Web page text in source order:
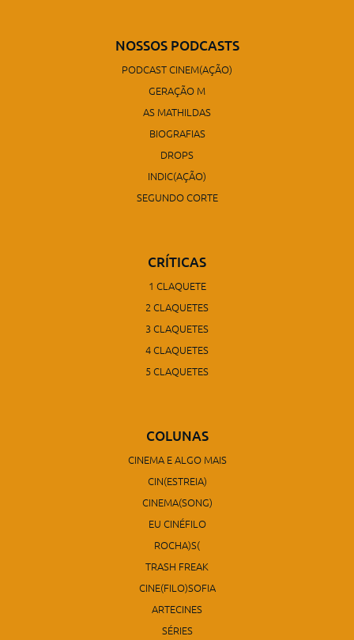
NOSSOS PODCASTS
PODCAST CINEM(AÇÃO)
GERAÇÃO M
AS MATHILDAS
BIOGRAFIAS
DROPS
INDIC(AÇÃO)
SEGUNDO CORTE
CRÍTICAS
1 CLAQUETE
2 CLAQUETES
3 CLAQUETES
4 CLAQUETES
5 CLAQUETES
COLUNAS
CINEMA E ALGO MAIS
CIN(ESTREIA)
CINEMA(SONG)
EU CINÉFILO
ROCHA)S(
TRASH FREAK
CINE(FILO)SOFIA
ARTECINES
SÉRIES